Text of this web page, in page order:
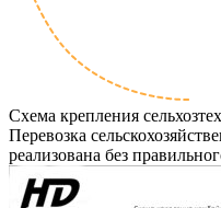
Схема крепления
Перевозка
реализована без